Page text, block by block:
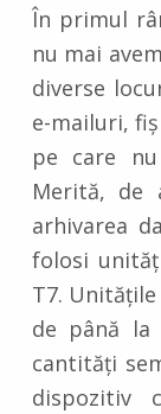
În primul
nu mai
diverse
e-mailuri,
pe care
Merită, de
arhivarea
folosi
T7. Unitățile
de până la
cantități
dispozitiv